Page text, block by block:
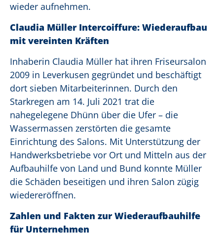
wieder aufnehmen.
Claudia Müller Intercoiffure: Wiederaufbau
mit vereinten Kräften
Inhaberin Claudia Müller hat ihren Friseursalon
2009 in Leverkusen gegründet und beschäftigt
dort sieben Mitarbeiterinnen. Durch den
Starkregen am 14. Juli 2021 trat die
nahegelegene Dhünn über die Ufer – die
Wassermassen zerstörten die gesamte
Einrichtung des Salons. Mit Unterstützung der
Handwerksbetriebe vor Ort und Mitteln aus der
Aufbauhilfe von Land und Bund konnte Müller
die Schäden beseitigen und ihren Salon zügig
wiedereröffnen.
Zahlen und Fakten zur Wiederaufbauhilfe
für Unternehmen